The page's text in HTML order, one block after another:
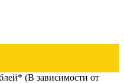
(В зависимости от